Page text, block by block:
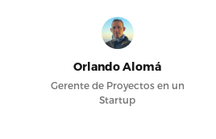
Orlando Alomá
Gerente de Proyectos en un
Startup